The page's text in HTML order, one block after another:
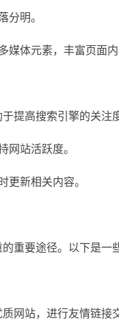
分明。
媒体元素，丰富页面内
提高搜索引擎的关注
网站活跃度。
更新相关内容。
重要途径。以下是一
网站，进行友情链接